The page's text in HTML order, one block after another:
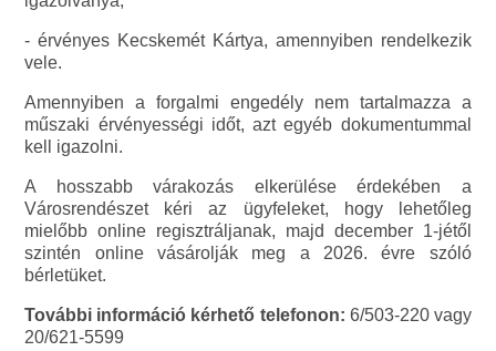
- érvényes Kecskemét Kártya, amennyiben rendelkezik
vele.
Amennyiben a forgalmi engedély nem tartalmazza a
műszaki érvényességi időt, azt egyéb dokumentummal
kell igazolni.
A hosszabb várakozás elkerülése érdekében a
Városrendészet kéri az ügyfeleket, hogy lehetőleg
mielőbb online regisztráljanak, majd december 1-jétől
szintén online vásárolják meg a 2026. évre szóló
bérletüket.
További információ kérhető telefonon: 6/503-220 vagy
20/621-5599